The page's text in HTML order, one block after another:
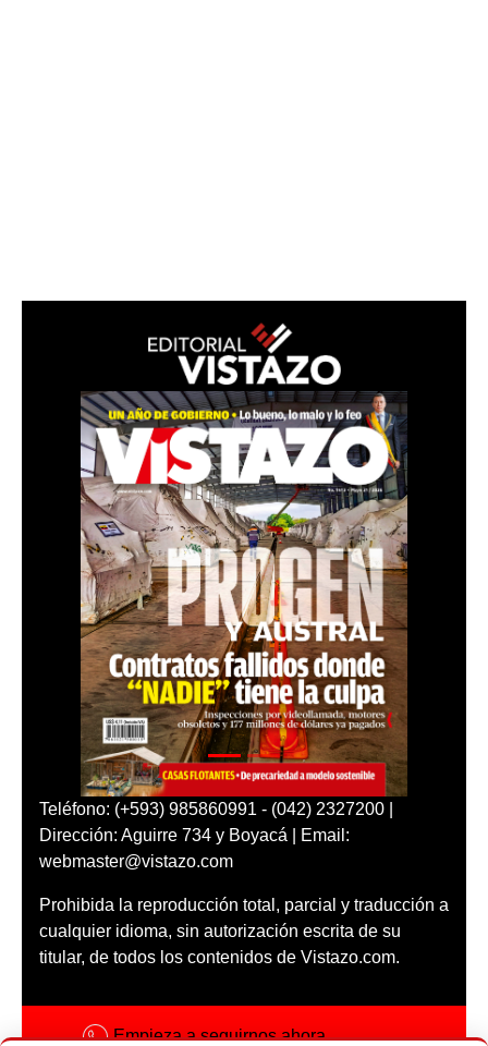
Teléfono: (+593) 985860991 - (042) 2327200 |
Dirección: Aguirre 734 y Boyacá | Email:
webmaster@vistazo.com
Prohibida la reproducción total, parcial y traducción a
cualquier idioma, sin autorización escrita de su
titular, de todos los contenidos de Vistazo.com.
Empieza a seguirnos ahora